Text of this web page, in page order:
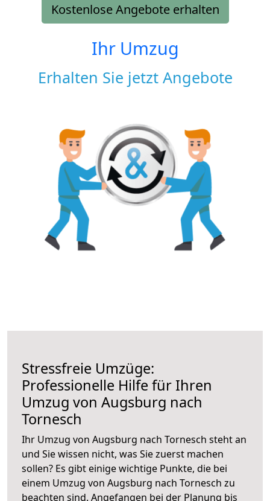
Kostenlose Angebote erhalten
Ihr Umzug
Erhalten Sie jetzt Angebote
Stressfreie Umzüge:
Professionelle Hilfe für Ihren
Umzug von Augsburg nach
Tornesch
Ihr Umzug von Augsburg nach Tornesch steht an
und Sie wissen nicht, was Sie zuerst machen
sollen? Es gibt einige wichtige Punkte, die bei
einem Umzug von Augsburg nach Tornesch zu
beachten sind. Angefangen bei der Planung bis